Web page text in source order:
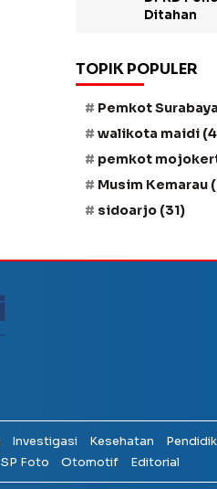
Ditahan
TOPIK POPULER
Pemkot Surabaya
walikota maidi
pemkot
Musim Kemarau
sidoarjo (31)
Investigasi Kesehatan
SP Foto Otomotif Editorial